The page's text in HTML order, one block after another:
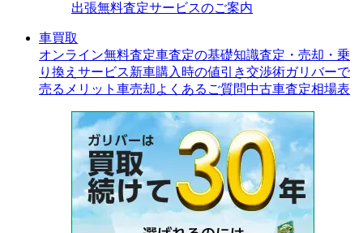
出張無料査定サービスのご案内
車買取
オンライン無料査定車査定の基礎知識査定・売却・乗
り換えサービス新車購入時の値引き交渉術ガリバーで
売るメリット 車売却よくあるご質問中古車査定相場表